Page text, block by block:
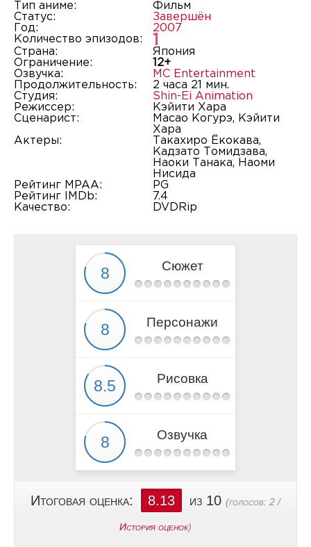
Тип аниме:
Фильм
Статус:
Завершён
Год:
2007
Количество эпизодов:
1
Страна:
Япония
Ограничение:
12+
Озвучка:
MC Entertainment
Продолжительность:
2 часа 21 мин.
Студия:
Shin-Ei Animation
Режиссер:
Кэйити Хара
Сценарист:
Масао Когурэ, Кэйити
Хара
Актеры:
Такахиро Ёкокава,
Кадзато Томидзава,
Наоки Танака, Наоми
Нисида
Рейтинг MPAA:
PG
Рейтинг IMDb:
7.4
Качество:
DVDRip
Сюжет
Персонажи
Рисовка
Озвучка
Итоговая оценка: 8.13 из 10 (голосов: 2 /
История оценок)